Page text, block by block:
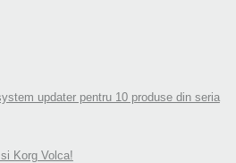
updater pentru 10 produse din seria
Korg Volca!